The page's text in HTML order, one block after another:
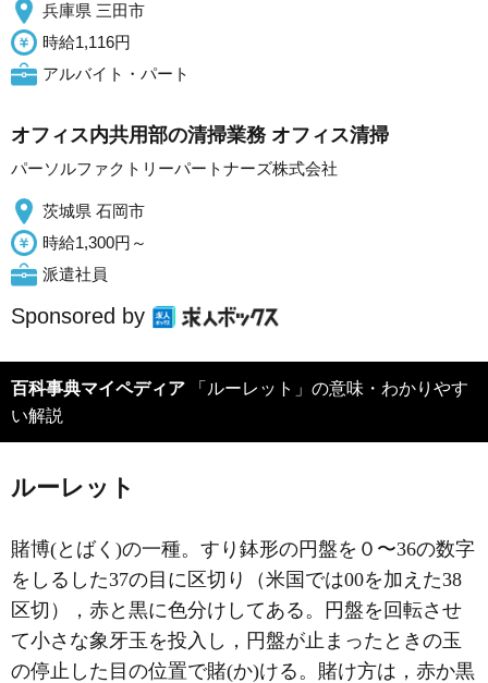
兵庫県 三田市
時給1,116円
アルバイト・パート
オフィス内共用部の清掃業務 オフィス清掃
パーソルファクトリーパートナーズ株式会社
茨城県 石岡市
時給1,300円～
派遣社員
Sponsored by
百科事典マイペディア
い解説
ルーレット
賭博(とばく)の一種。すり鉢形の円盤を０〜36の数字
をしるした37の目に区切り（米国では00を加えた38
区切），赤と黒に色分けしてある。円盤を回転させ
て小さな象牙玉を投入し，円盤が止まったときの玉
の停止した目の位置で賭(か)ける。賭け方は，赤か黒